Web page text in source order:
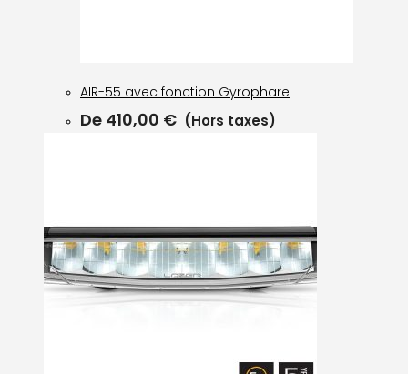
AIR-55 avec fonction Gyrophare
De 410,00 € (Hors taxes)